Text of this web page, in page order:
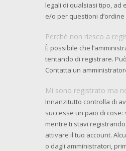
legali di qualsiasi tipo, ad
e/o per questioni
Perché non riesco a
È possibile che
tentando di registrare.
Contatta un
Mi sono registrato ma
Innanzitutto controlla di
successe un paio di
mentre ti stavi
attivare il tuo account.
o dagli amministratori,